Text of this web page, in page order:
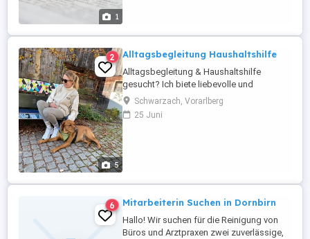
1
5
2 Alltagsbegleitung Haushaltshilfe
Alltagsbegleitung & Haushaltshilfe
gesucht? Ich biete liebevolle und
zuverlässige Unterstützung im Alltag für 3
Stunden pro Woche an. Als ausgebildete
Gesundheits- und Krankenpflegerin mit 14
Schwarzach, Vorarlberg
25 Juni
6 Mitarbeiterin Suchen in Dornbirn
Hallo! Wir suchen für die Reinigung von
Büros und Arztpraxen zwei zuverlässige,